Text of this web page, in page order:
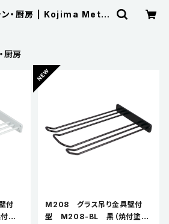
・厨房 | Kojima Metal
厨房
付
塗
M208 グラス吊り金具壁付
型 M208-BL 黒（焼付塗